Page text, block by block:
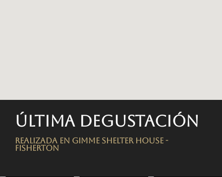
Última degustación
Realizada en Gimme Shelter House -
FISHERTON